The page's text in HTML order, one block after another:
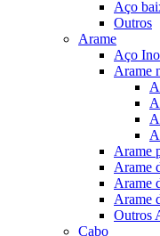
Aço
Outros
Arame
Aço
Arame
Arame
Arame
Arame
Arame
Outros
Cabo